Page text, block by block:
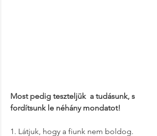
Most pedig teszteljük  a tudásunk, s
fordítsunk le néhány mondatot!
1. Látjuk, hogy a fiunk nem boldog.